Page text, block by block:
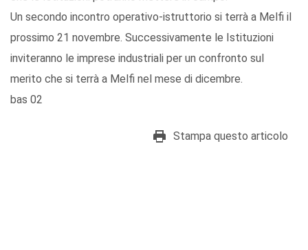
Un secondo incontro operativo-istruttorio si terrà a Melfi il
prossimo 21 novembre. Successivamente le Istituzioni
inviteranno le imprese industriali per un confronto sul
merito che si terrà a Melfi nel mese di dicembre.
bas 02
Stampa questo articolo